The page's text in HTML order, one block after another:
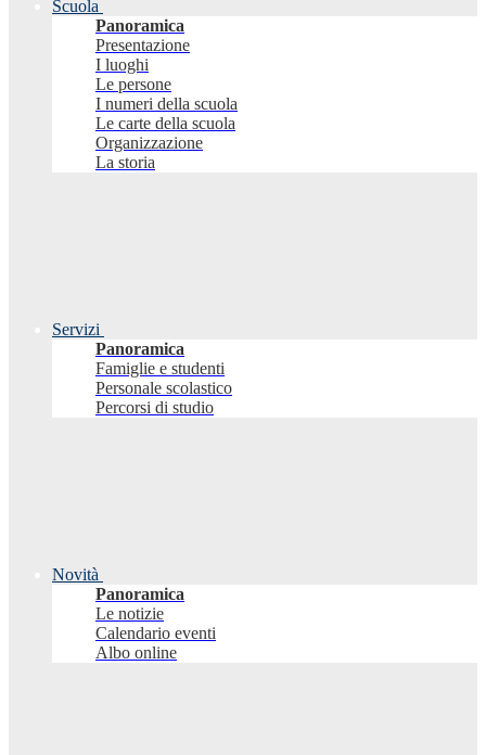
Scuola
Panoramica
Presentazione
I luoghi
Le persone
I numeri della scuola
Le carte della scuola
Organizzazione
La storia
Servizi
Panoramica
Famiglie e studenti
Personale scolastico
Percorsi di studio
Novità
Panoramica
Le notizie
Calendario eventi
Albo online